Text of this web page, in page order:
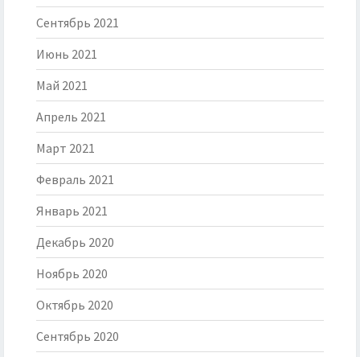
Сентябрь 2021
Июнь 2021
Май 2021
Апрель 2021
Март 2021
Февраль 2021
Январь 2021
Декабрь 2020
Ноябрь 2020
Октябрь 2020
Сентябрь 2020